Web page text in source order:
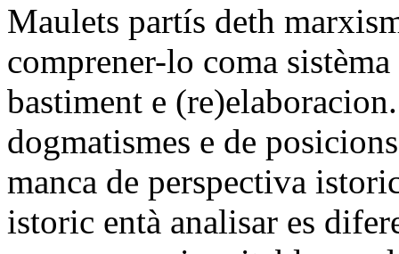
Maulets partís deth
comprener-lo coma
bastiment e
dogmatismes e de
manca de perspectiva
istoric entà analisar es